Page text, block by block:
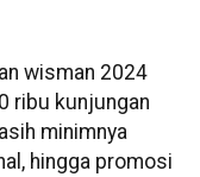
wisman 2024
ribu kunjungan
minimnya
hingga promosi